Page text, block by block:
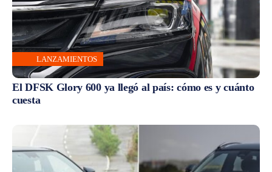
LANZAMIENTOS
El DFSK Glory 600 ya llegó al país: cómo es y cuánto
cuesta